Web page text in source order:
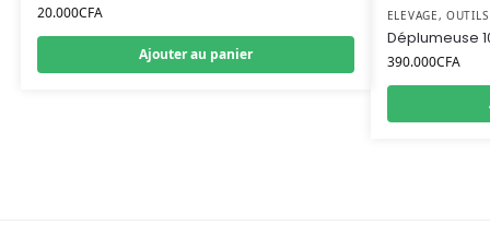
20.000CFA
Ajouter au panier
ELEVAGE,
Déplumeuse
390.000CFA